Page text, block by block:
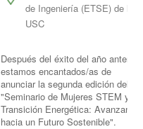
de Ingeniería (ETSE) de la
USC
Después del éxito del año anterior,
estamos encantados/as de
anunciar la segunda edición del
"Seminario de Mujeres STEM y
Transición Energética: Avanzando
hacia un Futuro Sostenible".